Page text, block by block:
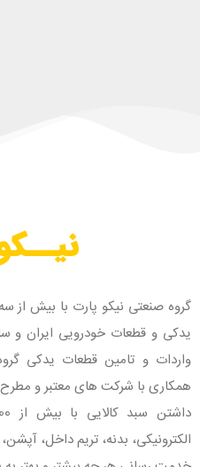
گروه صنعتی نیکو پارت با بیش از
یدکی و قطعات خودرویی ایران و
واردات و تامین قطعات یدکی
همکاری با شرکت های معتبر و مطرح
الکترونیکی، بدنه، تریم داخل،